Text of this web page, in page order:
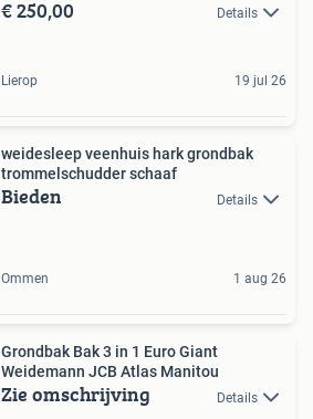
€ 250,00 Details
Lierop 19 jul 26
weidesleep veenhuis hark grondbak
trommelschudder schaaf
Bieden Details
Ommen 1 aug 26
Grondbak Bak 3 in 1 Euro Giant
Weidemann JCB Atlas Manitou
Zie omschrijving Details